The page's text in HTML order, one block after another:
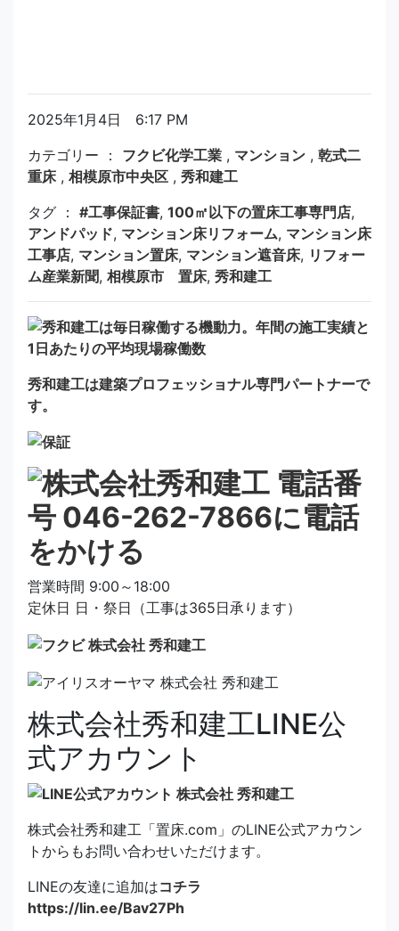
2025年1月4日 6:17 PM
カテゴリー ： フクビ化学工業 , マンション , 乾式二
重床, 相模原市中央区 , 秀和建工
タグ ： #工事保証書, 100㎡以下の置床工事専門店,
アンドパッド, マンション床リフォーム, マンション床
工事店, マンション置床, マンション遮音床, リフォー
ム産業新聞, 相模原市 置床, 秀和建工
秀和建工は建築プロフェッショナル専門パートナーで
す。
営業時間 9:00～18:00
定休日 日・祭日（工事は365日承ります）
株式会社秀和建工LINE公
式アカウント
株式会社秀和建工「置床.com」のLINE公式アカウン
トからもお問い合わせいただけます。
LINEの友達に追加はコチラ
https://lin.ee/Bav27Ph